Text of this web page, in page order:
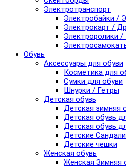
Электротранспорт
Электробайки /
Электрокарт /
Электроролики
Обувь
Аксессуары для обуви
Косметика для
Сумки для обуви
Шнурки / Гетры
Детская обувь
Детская зимняя
Детская обувь
Детская обувь
Детские
Детские чешки
Женская обувь
Женская Зимняя